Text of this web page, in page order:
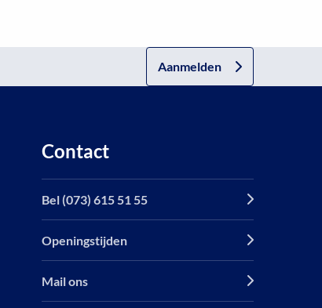
Aanmelden
Contact
Bel (073) 615 51 55
Openingstijden
Mail ons